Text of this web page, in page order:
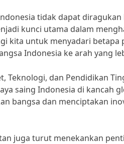
tidak dapat
kunci utama dalam
kita untuk menyadari betapa
Indonesia ke arah yang
Teknologi, dan Pendidikan
saing Indonesia di kancah
bangsa dan menciptakan
juga turut menekankan